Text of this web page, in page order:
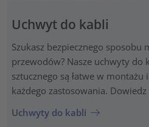
Uchwyt do kabli
Szukasz bezpiecznego sposobu
przewodów? Nasze uchwyty do
sztucznego są łatwe w
każdego zastosowania. Dowiedz
Uchwyty do kabli